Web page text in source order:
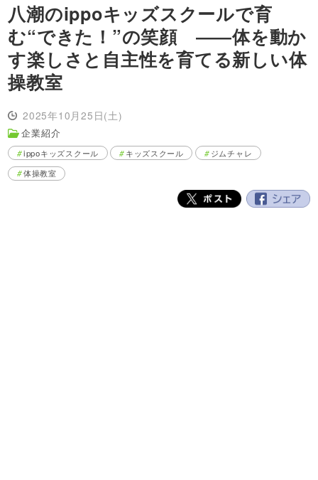
八潮のippoキッズスクールで育
む“できた！”の笑顔 ――体を動か
す楽しさと自主性を育てる新しい体
操教室
2025年10月25日(土)
企業紹介
ippoキッズスクール キッズスクール
ジムチャレ
体操教室